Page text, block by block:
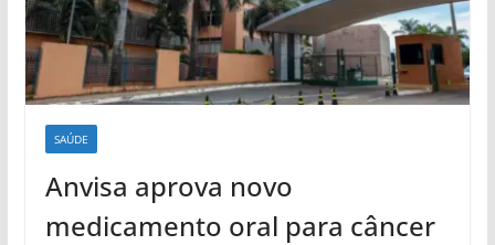
SAÚDE
Anvisa aprova novo
medicamento oral para câncer